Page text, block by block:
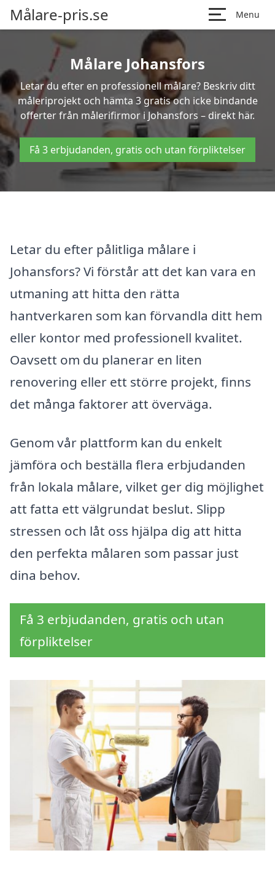
Målare-pris.se Menu
Målare Johansfors
Letar du efter en professionell målare? Beskriv ditt
måleriprojekt och hämta 3 gratis och icke bindande
offerter från målerifirmor i Johansfors – direkt här.
Få 3 erbjudanden, gratis och utan förpliktelser
Letar du efter pålitliga målare i
Johansfors? Vi förstår att det kan vara en
utmaning att hitta den rätta
hantverkaren som kan förvandla ditt hem
eller kontor med professionell kvalitet.
Oavsett om du planerar en liten
renovering eller ett större projekt, finns
det många faktorer att överväga.
Genom vår plattform kan du enkelt
jämföra och beställa flera erbjudanden
från lokala målare, vilket ger dig möjlighet
att fatta ett välgrundat beslut. Slipp
stressen och låt oss hjälpa dig att hitta
den perfekta målaren som passar just
dina behov.
Få 3 erbjudanden, gratis och utan
förpliktelser